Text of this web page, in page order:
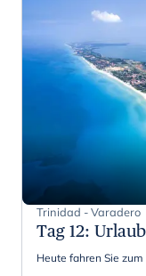
Trinidad - Varadero
Tag 12:
Heute fahren Sie